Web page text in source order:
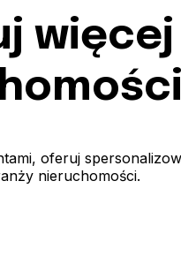
oferuj
nieruchomości.